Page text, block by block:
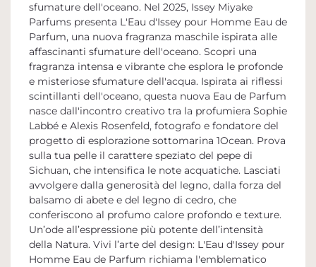
sfumature dell'oceano. Nel 2025, Issey Miyake
Parfums presenta L'Eau d'Issey pour Homme Eau de
Parfum, una nuova fragranza maschile ispirata alle
affascinanti sfumature dell'oceano. Scopri una
fragranza intensa e vibrante che esplora le profonde
e misteriose sfumature dell'acqua. Ispirata ai riflessi
scintillanti dell'oceano, questa nuova Eau de Parfum
nasce dall'incontro creativo tra la profumiera Sophie
Labbé e Alexis Rosenfeld, fotografo e fondatore del
progetto di esplorazione sottomarina 1Ocean. Prova
sulla tua pelle il carattere speziato del pepe di
Sichuan, che intensifica le note acquatiche. Lasciati
avvolgere dalla generosità del legno, dalla forza del
balsamo di abete e del legno di cedro, che
conferiscono al profumo calore profondo e texture.
Un’ode all’espressione più potente dell’intensità
della Natura. Vivi l’arte del design: L'Eau d'Issey pour
Homme Eau de Parfum richiama l'emblematico